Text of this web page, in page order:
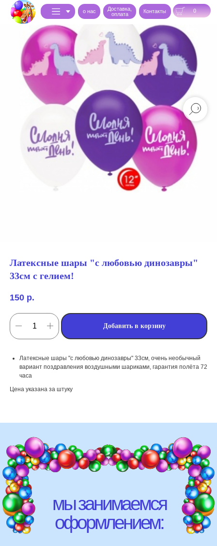
0
Доставка,
оплата
Контакты
o нас
Латексные шары "с любовью динозавры"
33см с гелием!
150 р.
Добавить в корзину
Латексные шары "с любовью динозавры" 33см, очень необычный
вариант поздравления воздушными шариками, гарантия полёта 72
часа
Цена указана за штуку
различных площадок (лофты,
рестораны, магазины)
мы занимаемся
оформлением: